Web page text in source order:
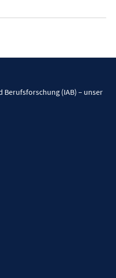
(IAB) – unser